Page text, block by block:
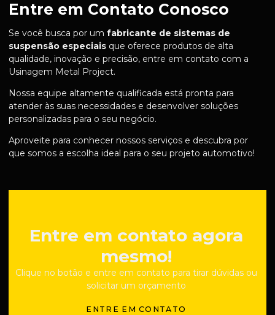
Entre em Contato Conosco
Se você busca por um fabricante de sistemas de
suspensão especiais que oferece produtos de alta
qualidade, inovação e precisão, entre em contato com a
Usinagem Metal Project.
Nossa equipe altamente qualificada está pronta para
atender às suas necessidades e desenvolver soluções
personalizadas para o seu negócio.
Aproveite para conhecer nossos serviços e descubra por
que somos a escolha ideal para o seu projeto automotivo!
Entre em contato agora
mesmo!
Clique no botão e entre em contato para tirar dúvidas ou
solicitar um orçamento
ENTRE EM CONTATO